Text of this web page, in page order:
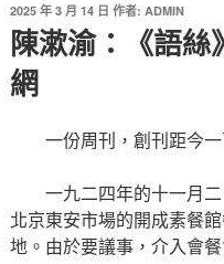
發
佈
於
2025 年 3 月 14 日 作者: ADMIN
陳漱渝：《語
網
一份周刊，創刊距今
一九二四年的十一月
北京東安市場的開成素餐
地。由於要議事，介入會